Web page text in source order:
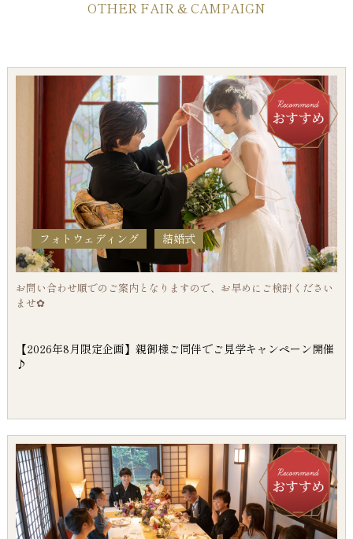
OTHER FAIR & CAMPAIGN
フォトウェディング 結婚式
お問い合わせ順でのご案内となりますので、お早めにご検討ください
ませ✿
【2026年8月限定企画】親御様ご同伴でご見学キャンペーン開催
♪